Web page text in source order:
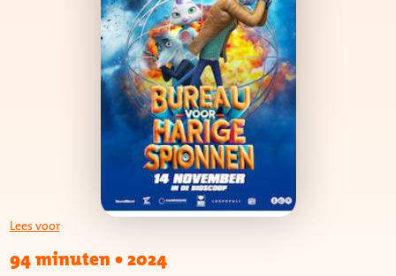
Lees voor
94 minuten•2024